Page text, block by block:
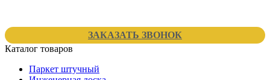
ЗАКАЗАТЬ ЗВОНОК
Каталог товаров
Паркет штучный